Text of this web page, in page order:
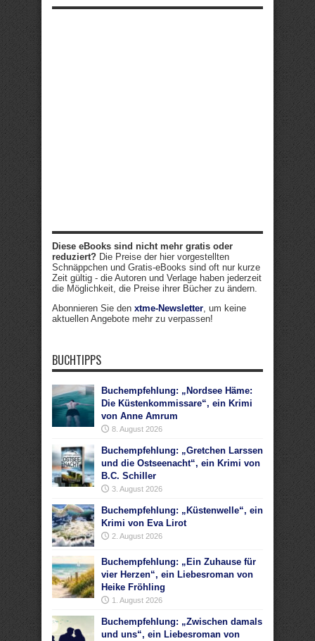
Diese eBooks sind nicht mehr gratis oder
reduziert? Die Preise der hier vorgestellten
Schnäppchen und Gratis-eBooks sind oft nur kurze
Zeit gültig - die Autoren und Verlage haben jederzeit
die Möglichkeit, die Preise ihrer Bücher zu ändern.
Abonnieren Sie den xtme-Newsletter, um keine
aktuellen Angebote mehr zu verpassen!
BUCHTIPPS
Buchempfehlung: „Nordsee Häme:
Die Küstenkommissare“, ein Krimi
von Anne Amrum
8. August 2026
Buchempfehlung: „Gretchen Larssen
und die Ostseenacht“, ein Krimi von
B.C. Schiller
3. August 2026
Buchempfehlung: „Küstenwelle“, ein
Krimi von Eva Lirot
2. August 2026
Buchempfehlung: „Ein Zuhause für
vier Herzen“, ein Liebesroman von
Heike Fröhling
1. August 2026
Buchempfehlung: „Zwischen damals
und uns“, ein Liebesroman von